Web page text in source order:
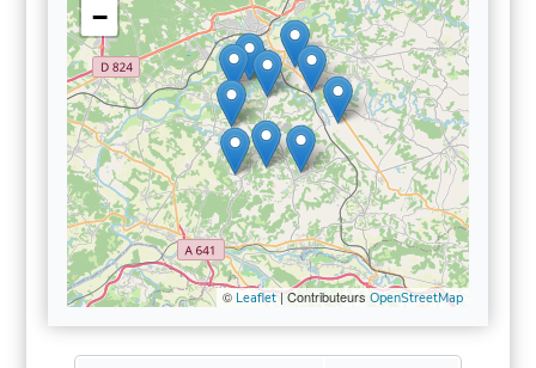
−
© Leaflet| ContributeursOpenStreetMap